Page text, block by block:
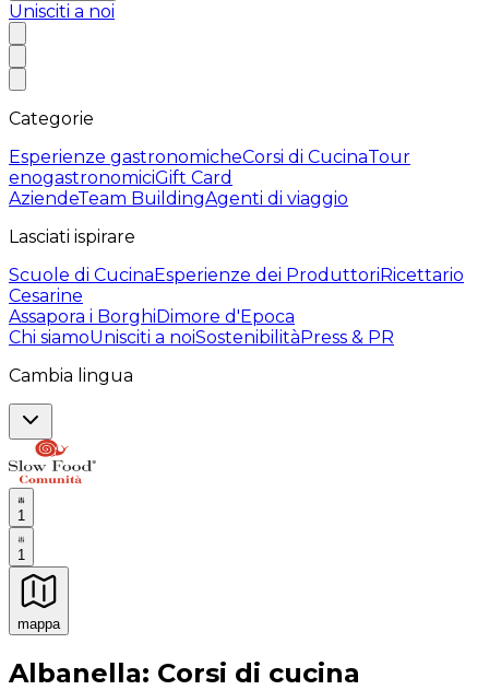
Unisciti a noi
Categorie
Esperienze gastronomicheCorsi di CucinaTour
enogastronomiciGift Card
AziendeTeam BuildingAgenti di viaggio
Lasciati ispirare
Scuole di CucinaEsperienze dei ProduttoriRicettario
Cesarine
Assapora i BorghiDimore d'Epoca
Chi siamoUnisciti a noiSostenibilitàPress & PR
Cambia lingua
1
1
mappa
Esperienze culinarie indimenticabili: Esperienze
Albanella: Corsi di cucina